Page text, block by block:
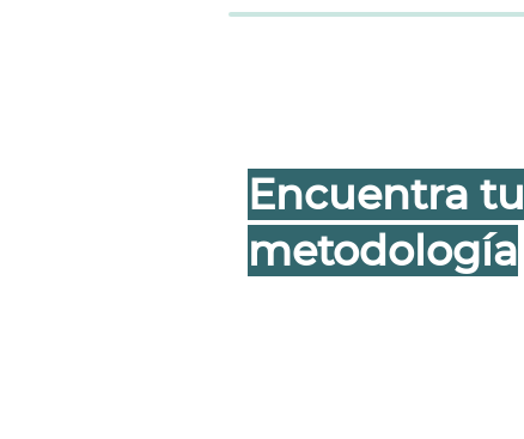
Encuentra tu
metodología